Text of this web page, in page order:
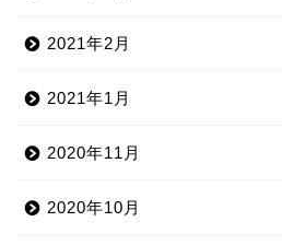
2021年2月
2021年1月
2020年11月
2020年10月